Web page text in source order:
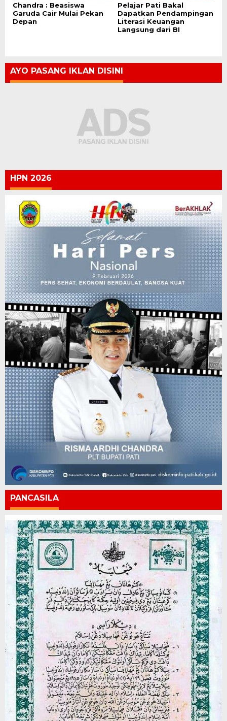
Chandra : Beasiswa
Garuda Cair Mulai Pekan
Depan
Pelajar Pati Bakal
Dapatkan Pendampingan
Literasi Keuangan
Langsung dari BI
AYO PASANG IKLAN DISINI
HPN 2026
PANCASILA